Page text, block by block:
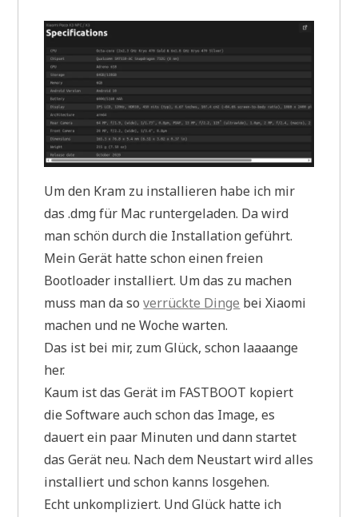
Um den Kram zu installieren habe ich mir
das .dmg für Mac runtergeladen. Da wird
man schön durch die Installation geführt.
Mein Gerät hatte schon einen freien
Bootloader installiert. Um das zu machen
muss man da soverrückte Dinge bei Xiaomi
machen und ne Woche warten.
Das ist bei mir, zum Glück, schon laaaange
her.
Kaum ist das Gerät im FASTBOOT kopiert
die Software auch schon das Image, es
dauert ein paar Minuten und dann startet
das Gerät neu. Nach dem Neustart wird alles
installiert und schon kanns losgehen.
Echt unkompliziert. Und Glück hatte ich